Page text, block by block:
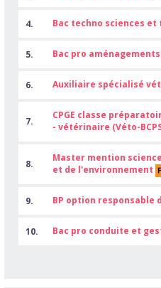
4. Bac techno sciences
5. Bac pro
6. Auxiliaire spécialisé
7.
CPGE classe
- vétérinaire (Véto-
8.
Master mention
et de l'environnement
9. BP option
10. Bac pro conduite et